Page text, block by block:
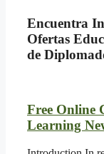
Encuentra
Ofertas
de
Free Online
Learning